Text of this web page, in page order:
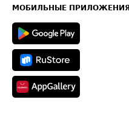
Техническая информация
МОБИЛЬНЫЕ ПРИЛОЖЕНИЯ